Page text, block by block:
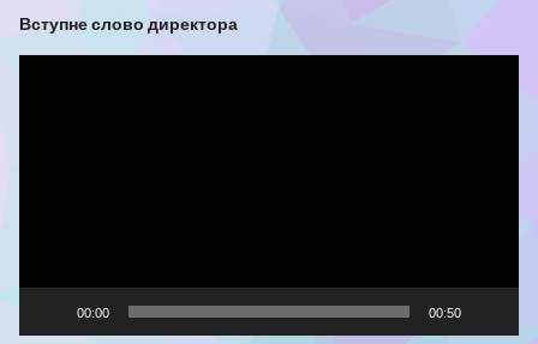
Вступне слово директора
00:00 00:50